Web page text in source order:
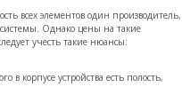
всех элементов один производитель,
Однако цены на такие
учесть такие нюансы:
в корпусе устройства есть полость,